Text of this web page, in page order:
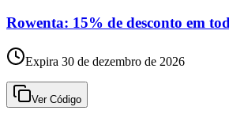
Rowenta: 15% de desconto em
Expira 30 de dezembro de 2026
Ver Código